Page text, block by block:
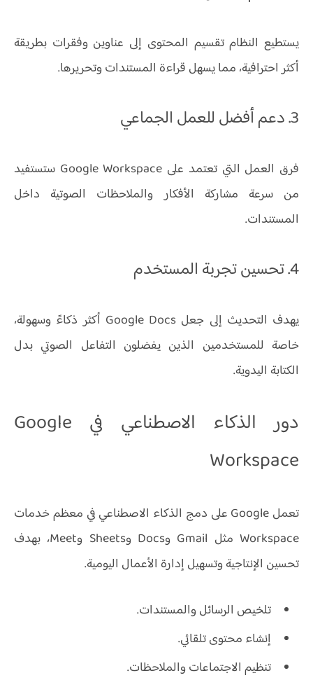
يستطيع النظام تقسيم المحتوى إلى عناوين وفقرات بطريقة
أكثر احترافية، مما يسهل قراءة المستندات وتحريرها.
3. دعم أفضل للعمل الجماعي
فرق العمل التي تعتمد على Google Workspace ستستفيد
من سرعة مشاركة الأفكار والملاحظات الصوتية داخل
المستندات.
4. تحسين تجربة المستخدم
يهدف التحديث إلى جعل Google Docs أكثر ذكاءً وسهولة،
خاصة للمستخدمين الذين يفضلون التفاعل الصوتي بدل
الكتابة اليدوية.
دور الذكاء الاصطناعي في Google
Workspace
تعمل Google على دمج الذكاء الاصطناعي في معظم خدمات
Workspace مثل Gmail وDocs وSheets وMeet، بهدف
تحسين الإنتاجية وتسهيل إدارة الأعمال اليومية.
تلخيص الرسائل والمستندات.
إنشاء محتوى تلقائي.
تنظيم الاجتماعات والملاحظات.